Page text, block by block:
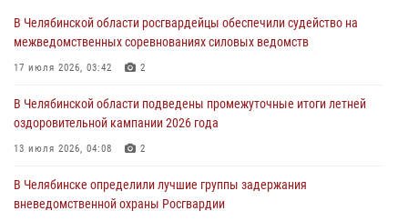
Росгвардейцы задержали трёх магазинных воров в Челябинске
На Южном Урале сотрудники Росгвардии задержали
подозреваемого в совершении убийства
В Челябинской области росгвардейцами по горячим следам
В Челябинской области росгвардейцы обеспечили судейство на
межведомственных соревнованиях силовых ведомств
17 июля 2026, 03:42 2
В Челябинской области подведены промежуточные итоги летней
оздоровительной кампании 2026 года
13 июля 2026, 04:08 2
В Челябинске определили лучшие группы задержания
вневедомственной охраны Росгвардии